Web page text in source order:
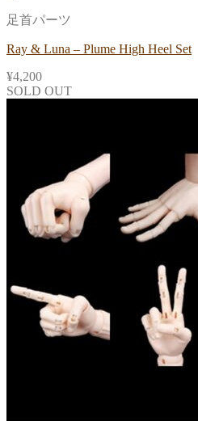
足首パーツ
Ray & Luna – Plume High Heel Set
¥4,200
SOLD OUT